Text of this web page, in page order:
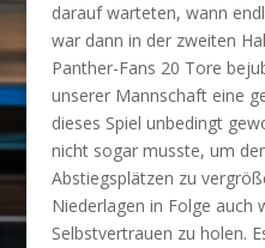
darauf warteten, wann
war dann in der zweiten
Panther-Fans 20 Tore
unserer Mannschaft eine
dieses Spiel unbedingt
nicht sogar musste, um
Abstiegsplätzen zu
Niederlagen in Folge auch
Selbstvertrauen zu holen.